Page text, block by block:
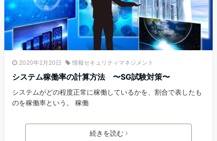
2020年2月20日 情報セキュリティマネジメント
システム稼働率の計算方法 〜SG試験対策〜
システムがどの程度正常に稼働しているかを、割合で表したも
のを稼働率という。 稼働
続きを読む